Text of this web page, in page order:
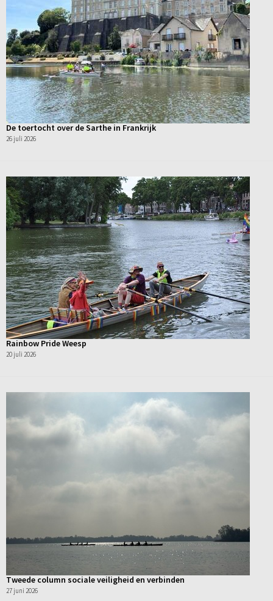
De toertocht over de Sarthe in Frankrijk
26 juli 2026
Rainbow Pride Weesp
20 juli 2026
Tweede column sociale veiligheid en verbinden
27 juni 2026